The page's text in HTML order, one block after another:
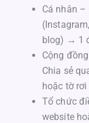
Cá nhân –
blog) → 1
Cộng
Chia sẻ
hoặc tờ
Tổ chức
website